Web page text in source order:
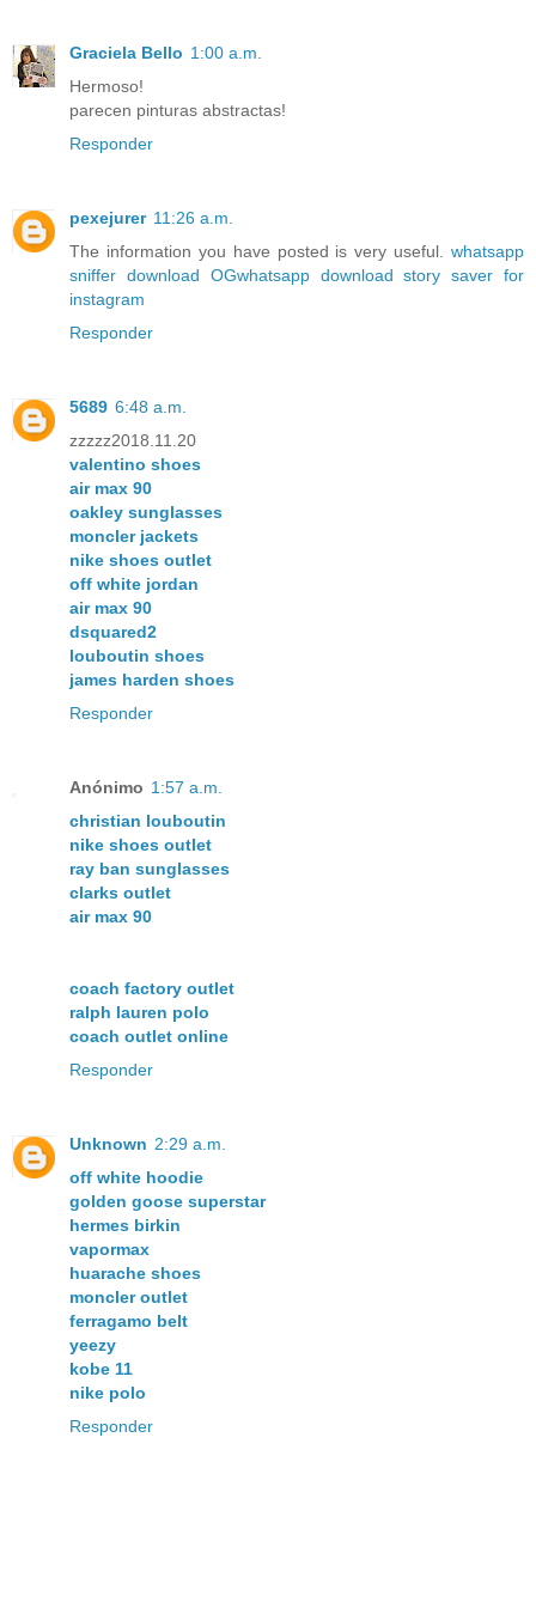
Graciela Bello 1:00 a.m.
Hermoso!
parecen pinturas abstractas!
Responder
pexejurer 11:26 a.m.
The information you have posted is very useful. whatsapp
sniffer download
OGwhatsapp download story saver for
instagram
Responder
5689 6:48 a.m.
zzzzz2018.11.20
valentino shoes
air max 90
oakley sunglasses
moncler jackets
nike shoes outlet
off white jordan
air max 90
dsquared2
louboutin shoes
james harden shoes
Responder
Anónimo 1:57 a.m.
christian louboutin
nike shoes outlet
ray ban sunglasses
clarks outlet
air max 90
coach factory outlet
ralph lauren polo
coach outlet online
Responder
Unknown 2:29 a.m.
off white hoodie
golden goose superstar
hermes birkin
vapormax
huarache shoes
moncler outlet
ferragamo belt
yeezy
kobe 11
nike polo
Responder